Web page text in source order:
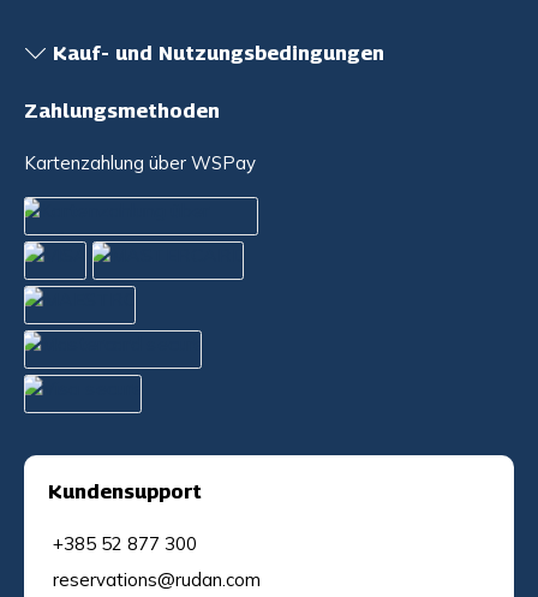
Kauf- und Nutzungsbedingungen
Zahlungsmethoden
Kartenzahlung über WSPay
Kundensupport
+385 52 877 300
reservations@rudan.com